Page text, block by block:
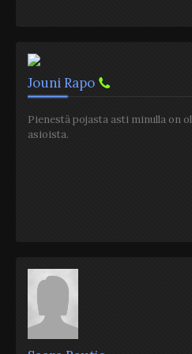
Jouni Rapo
Pienestä pojasta asti minulla on
asioista.